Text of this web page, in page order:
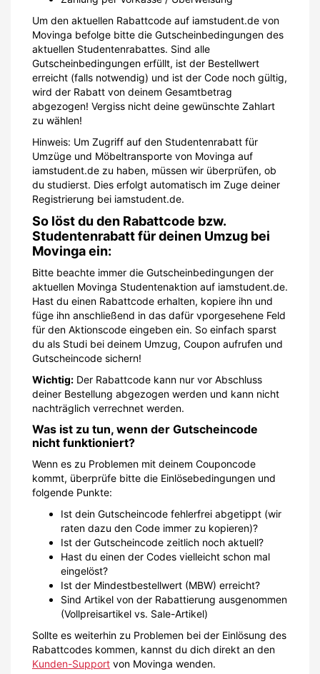
Um den aktuellen Rabattcode auf iamstudent.de von
Movinga befolge bitte die Gutscheinbedingungen des
aktuellen Studentenrabattes. Sind alle
Gutscheinbedingungen erfüllt, ist der Bestellwert
erreicht (falls notwendig) und ist der Code noch gültig,
wird der Rabatt von deinem Gesamtbetrag
abgezogen! Vergiss nicht deine gewünschte Zahlart
zu wählen!
Hinweis: Um Zugriff auf den Studentenrabatt für
Umzüge und Möbeltransporte von Movinga auf
iamstudent.de zu haben, müssen wir überprüfen, ob
du studierst. Dies erfolgt automatisch im Zuge deiner
Registrierung bei iamstudent.de.
So löst du den Rabattcode bzw.
Studentenrabatt für deinen Umzug bei
Movinga ein:
Bitte beachte immer die Gutscheinbedingungen der
aktuellen Movinga Studentenaktion auf iamstudent.de.
Hast du einen Rabattcode erhalten, kopiere ihn und
füge ihn anschließend in das dafür vporgesehene Feld
für den Aktionscode eingeben ein. So einfach sparst
du als Studi bei deinem Umzug, Coupon aufrufen und
Gutscheincode sichern!
Wichtig: Der Rabattcode kann nur vor Abschluss
deiner Bestellung abgezogen werden und kann nicht
nachträglich verrechnet werden.
Was ist zu tun, wenn der Gutscheincode
nicht funktioniert?
Wenn es zu Problemen mit deinem Couponcode
kommt, überprüfe bitte die Einlösebedingungen und
folgende Punkte:
Ist dein Gutscheincode fehlerfrei abgetippt (wir
raten dazu den Code immer zu kopieren)?
Ist der Gutscheincode zeitlich noch aktuell?
Hast du einen der Codes vielleicht schon mal
eingelöst?
Ist der Mindestbestellwert (MBW) erreicht?
Sind Artikel von der Rabattierung ausgenommen
(Vollpreisartikel vs. Sale-Artikel)
Sollte es weiterhin zu Problemen bei der Einlösung des
Rabattcodes kommen, kannst du dich direkt an den
Kunden-Support von Movinga wenden.